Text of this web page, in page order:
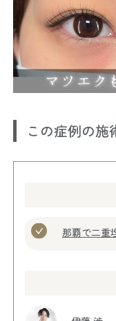
この症例の施
那覇で二重